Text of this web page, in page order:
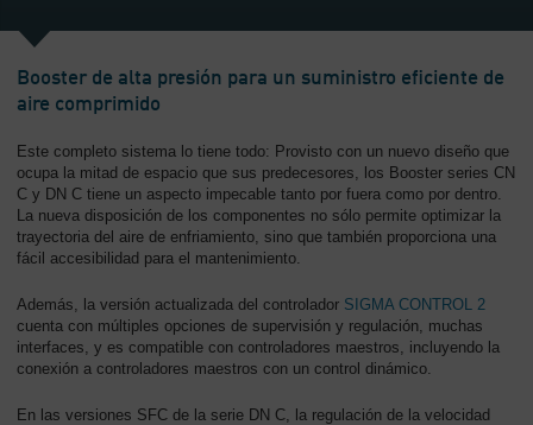
Contenido
Booster de alta presión para un suministro eficiente de
aire comprimido
Este completo sistema lo tiene todo: Provisto con un nuevo diseño que
ocupa la mitad de espacio que sus predecesores, los Booster series CN
C y DN C tiene un aspecto impecable tanto por fuera como por dentro.
La nueva disposición de los componentes no sólo permite optimizar la
trayectoria del aire de enfriamiento, sino que también proporciona una
fácil accesibilidad para el mantenimiento.
Además, la versión actualizada del controlador SIGMA CONTROL 2
cuenta con múltiples opciones de supervisión y regulación, muchas
interfaces, y es compatible con controladores maestros, incluyendo la
conexión a controladores maestros con un control dinámico.
En las versiones SFC de la serie DN C, la regulación de la velocidad